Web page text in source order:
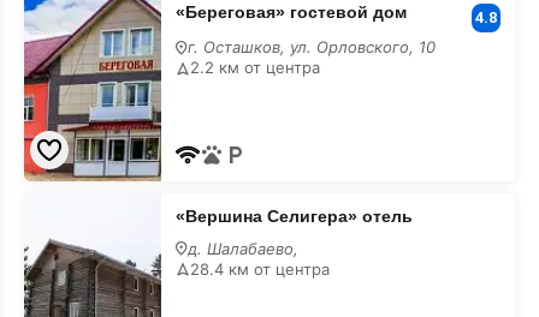
гостевой
дом
«Береговая» гостевой дом 4.8
г. Осташков, ул. Орловского, 10
2.2 км от центра
отель
«Вершина Селигера» отель
д. Шалабаево,
28.4 км от центра